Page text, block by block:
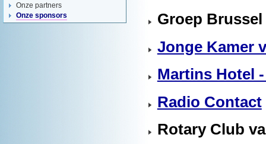
Groep
Jonge Kamer
Martins Hotel
Radio Contact
Rotary Club
Onze partners
Onze sponsors